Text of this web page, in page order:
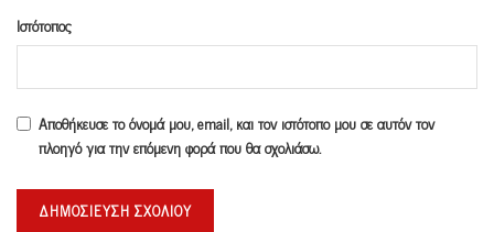
Ιστότοπος
Αποθήκευσε το όνομά μου, email, και τον ιστότοπο μου σε αυτόν τον
πλοηγό για την επόμενη φορά που θα σχολιάσω.